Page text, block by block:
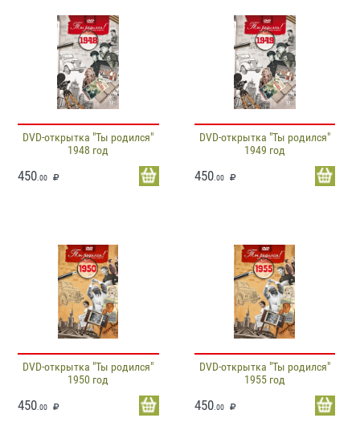
DVD-открытка "Ты родился"
1948 год
450 .00
DVD-открытка "Ты родился"
1949 год
450.00
DVD-открытка "Ты родился"
1950 год
450 .00
DVD-открытка "Ты родился"
1955 год
450.00